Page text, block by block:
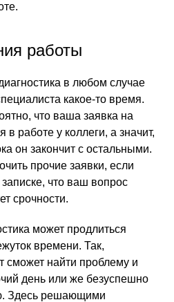
работы
в любом случае
какое-то время.
что ваша заявка на
в работе у коллеги, а значит,
он закончит с остальными.
прочие заявки, если
что ваш вопрос
срочности.
может продлиться
времени. Так,
сможет найти проблему и
день или же безуспешно
Здесь решающими